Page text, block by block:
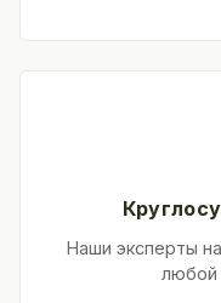
Наши эксперты
любой